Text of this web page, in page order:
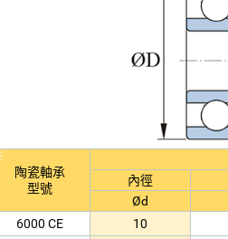
陶瓷軸承
型號
內徑
Ød
6000 CE
10